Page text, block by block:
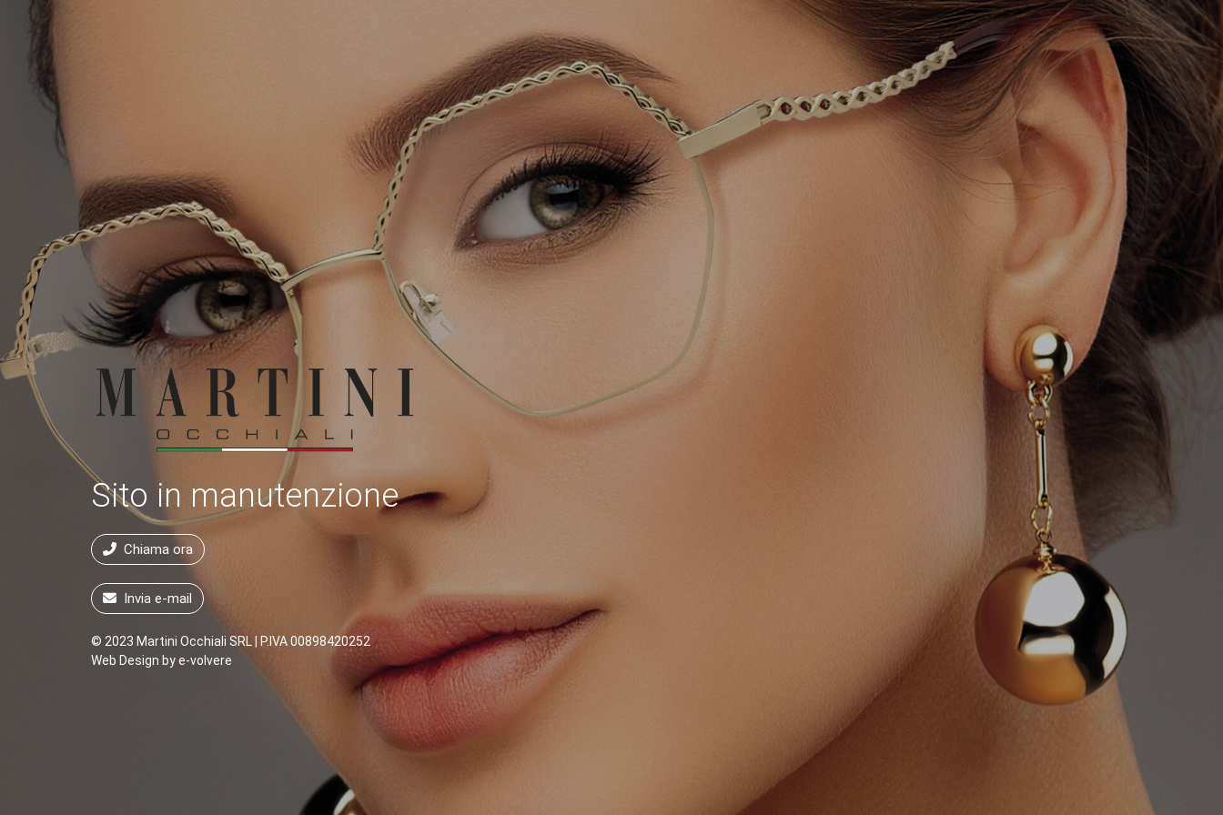
Sito in manutenzione
Chiama ora
Invia e-mail
© 2023 Martini Occhiali SRL | P.IVA 00898420252
Web Design bye-volvere